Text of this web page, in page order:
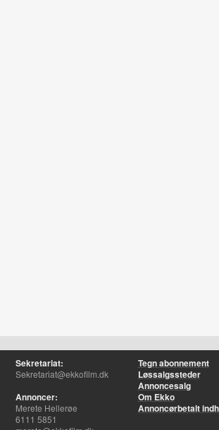
Sekretariat:
Sekretariat@ekkofilm.dk
Annoncer:
Merete Hellerøe
6111 5851
Tegn abonnement
Løssalgssteder
Annoncesalg
Om Ekko
Annoncørbetalt